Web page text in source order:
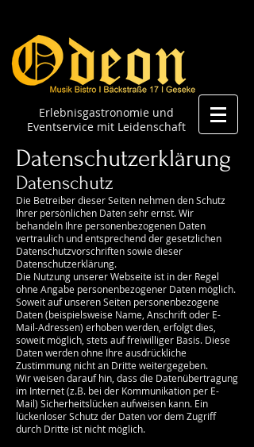
Erlebnisgastronomie und
Eventservice mit Leidenschaft
Datenschutzerklärung
Datenschutz
Die Betreiber dieser Seiten nehmen den Schutz
Ihrer persönlichen Daten sehr ernst. Wir
behandeln Ihre personenbezogenen Daten
vertraulich und entsprechend der gesetzlichen
Datenschutzvorschriften sowie dieser
Datenschutzerklärung.
Die Nutzung unserer Webseite ist in der Regel
ohne Angabe personenbezogener Daten möglich.
Soweit auf unseren Seiten personenbezogene
Daten (beispielsweise Name, Anschrift oder E-
Mail-Adressen) erhoben werden, erfolgt dies,
soweit möglich, stets auf freiwilliger Basis. Diese
Daten werden ohne Ihre ausdrückliche
Zustimmung nicht an Dritte weitergegeben.
Wir weisen darauf hin, dass die Datenübertragung
im Internet (z.B. bei der Kommunikation per E-
Mail) Sicherheitslücken aufweisen kann. Ein
lückenloser Schutz der Daten vor dem Zugriff
durch Dritte ist nicht möglich.